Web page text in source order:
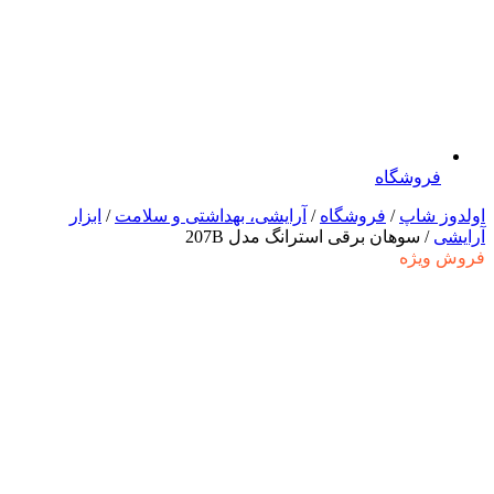
فروشگاه
اولدوز شاپ / فروشگاه / آرایشی، بهداشتی و سلامت / ابزار
آرایشی / سوهان برقی استرانگ مدل 207B
فروش ویژه